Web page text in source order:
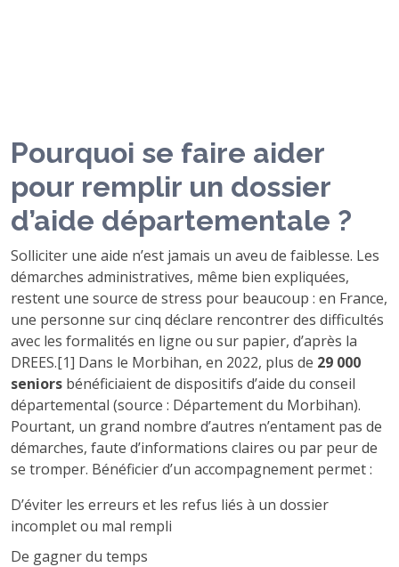
Pourquoi se faire aider
pour remplir un dossier
d’aide départementale ?
Solliciter une aide n’est jamais un aveu de faiblesse. Les
démarches administratives, même bien expliquées,
restent une source de stress pour beaucoup : en France,
une personne sur cinq déclare rencontrer des difficultés
avec les formalités en ligne ou sur papier, d’après la
DREES.[1] Dans le Morbihan, en 2022, plus de 29 000
seniors bénéficiaient de dispositifs d’aide du conseil
départemental (source : Département du Morbihan).
Pourtant, un grand nombre d’autres n’entament pas de
démarches, faute d’informations claires ou par peur de
se tromper. Bénéficier d’un accompagnement permet :
D’éviter les erreurs et les refus liés à un dossier
incomplet ou mal rempli
De gagner du temps